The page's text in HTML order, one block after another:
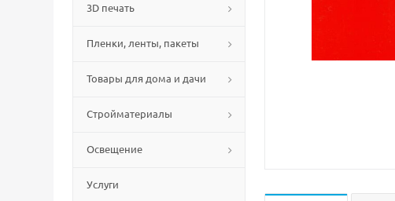
3D печать
Пленки, ленты, пакеты
Товары для дома и дачи
Стройматериалы
Освещение
Услуги